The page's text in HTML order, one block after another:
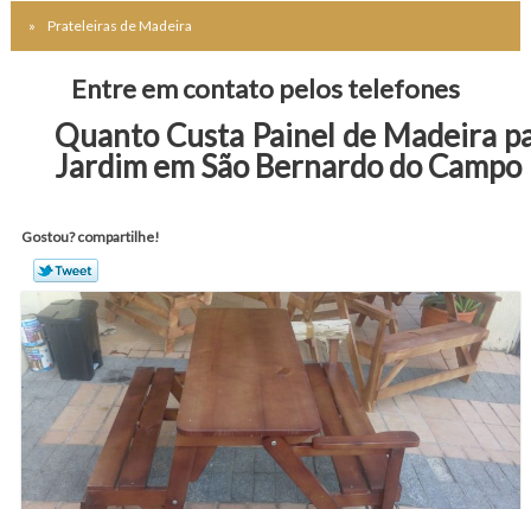
Prateleiras de Madeira
Entre em contato pelos telefones
Quanto Custa Painel de Madeira
Jardim em São Bernardo do Campo
Gostou? compartilhe!